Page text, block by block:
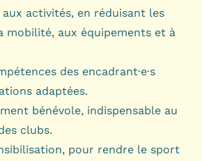
aux activités, en réduisant les
mobilité, aux équipements et à
des encadrant·e·s
adaptées.
bénévole, indispensable au
clubs.
pour rendre le sport